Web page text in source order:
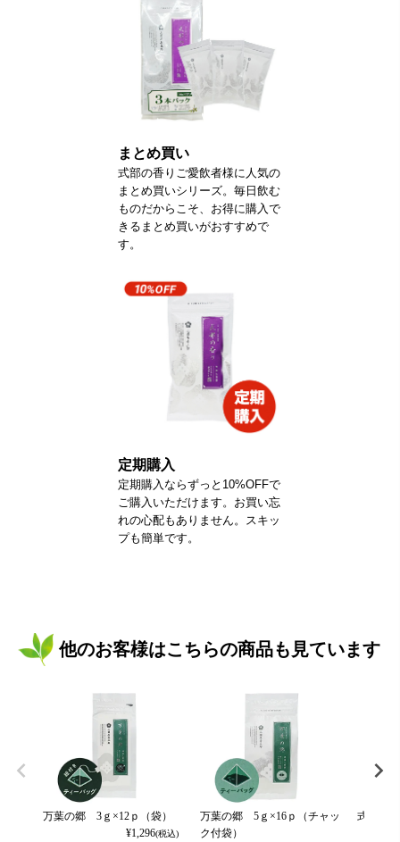
まとめ買い
式部の香りご愛飲者様に人気の
まとめ買いシリーズ。毎日飲む
ものだからこそ、お得に購入で
きるまとめ買いがおすすめで
す。
定期購入
定期購入ならずっと10%OFFで
ご購入いただけます。お買い忘
れの心配もありません。スキッ
プも簡単です。
他のお客様はこちらの商品も見ています
万葉の郷 3ｇ×12ｐ（袋）
¥1,296(税込)
万葉の郷 5ｇ×16ｐ（チャッ
ク付袋）
式部の